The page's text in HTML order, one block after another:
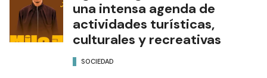
una intensa agenda de
actividades turísticas,
culturales y recreativas
SOCIEDAD